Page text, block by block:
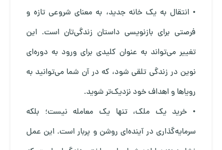
• انتقال به یک خانه جدید، به معنای شروعی تازه و
فرصتی برای بازنویسی داستان زندگی‌تان است. این
تغییر می‌تواند به عنوان کلیدی برای ورود به دوره‌ای
نوین در زندگی تلقی شود، که در آن شما می‌توانید به
رویاها و اهداف خود نزدیک‌تر شوید.
• خرید یک ملک، تنها یک معامله نیست؛ بلکه
سرمایه‌گذاری در آینده‌ای روشن و پربار است. این عمل